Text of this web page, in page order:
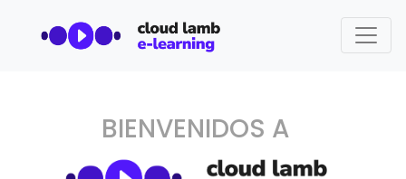
BIENVENIDOS A